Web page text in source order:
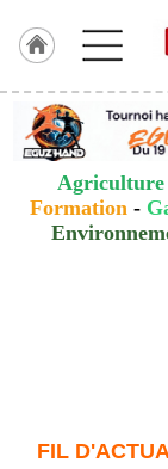
J'adhère
Hulcoq
ACCUEIL
Alençon
Agenda
Agriculture
Formation -
FIL